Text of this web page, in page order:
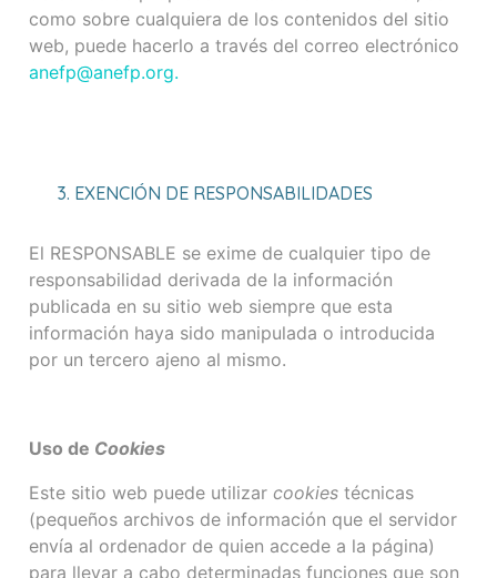
como sobre cualquiera de los contenidos del sitio
web, puede hacerlo a través del correo electrónico
anefp@anefp.org.
3. EXENCIÓN DE RESPONSABILIDADES
El RESPONSABLE se exime de cualquier tipo de
responsabilidad derivada de la información
publicada en su sitio web siempre que esta
información haya sido manipulada o introducida
por un tercero ajeno al mismo.
Uso de Cookies
Este sitio web puede utilizarcookiestécnicas
(pequeños archivos de información que el servidor
envía al ordenador de quien accede a la página)
para llevar a cabo determinadas funciones que son